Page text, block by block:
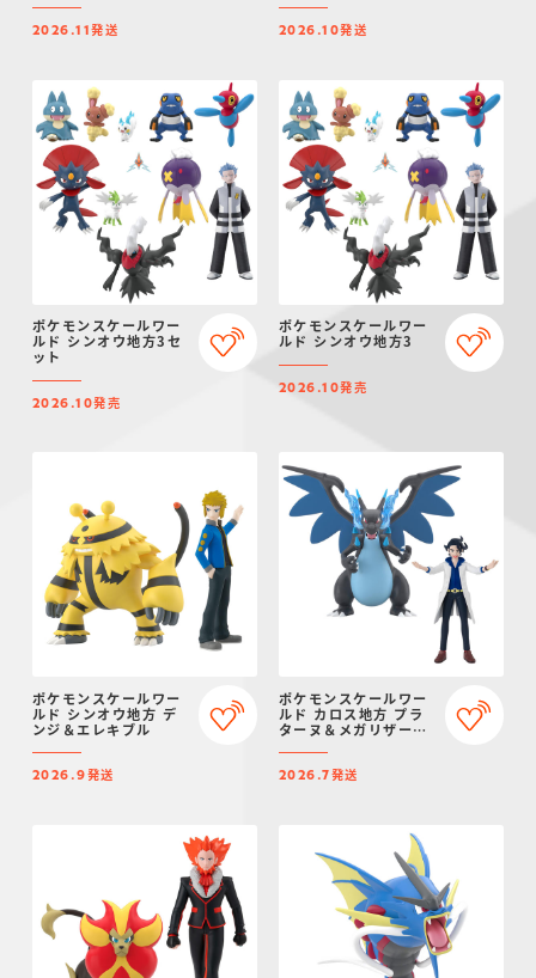
2026.11発送 2026.10発送
ポケモンスケールワー
ルド シンオウ地方3セ
ット
2026.10発売
ポケモンスケールワー
ルド シンオウ地方3
2026.10発売
ポケモンスケールワー
ルド シンオウ地方 デ
ンジ＆エレキブル
2026.9発送
ポケモンスケールワー
ルド カロス地方 プラ
ターヌ＆メガリザード
2026.7発送